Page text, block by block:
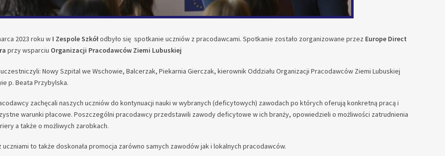
2023 roku w I Zespole Szkółodbyło się spotkanie uczniów z pracodawcami. Spotkanie zostało zorganizowane przez Europe Direct
przy wsparciu Organizacji Pracodawców Ziemi Lubuskiej
Nowy Szpital we Wschowie, Balcerzak, Piekarnia Gierczak, kierownik Oddziału Organizacji Pracodawców Ziemi Lubuskiej
p. Beata Przybylska.
zachęcali naszych uczniów do kontynuacji nauki w wybranych (deficytowych) zawodach po których oferują konkretną pracą i
warunki płacowe. Poszczególni pracodawcy przedstawili zawody deficytowe w ich branży, opowiedzieli o możliwości zatrudnienia
a także o możliwych zarobkach.
uczniami to także doskonała promocja zarówno samych zawodów jak i lokalnych pracodawców.